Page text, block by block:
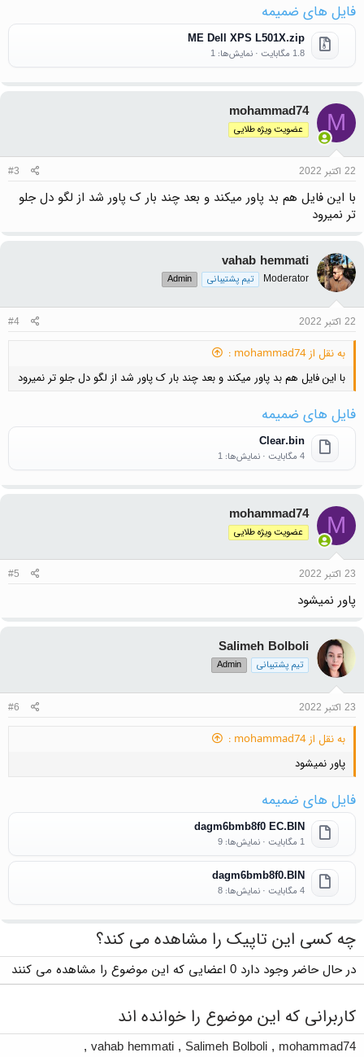
فایل های ضمیمه
ME Dell XPS L501X.zip
1.8 مگابایت · نمایش‌ها: 1
M
mohammad74
عضویت ویژه طلایی
22 اکتبر 2022 #3
با این فایل هم بد پاور میکند و بعد چند بار ک پاور شد از لگو دل جلو
تر نمیرود
vahab hemmati
Moderator تیم پشتیبانی Admin
22 اکتبر 2022 #4
به نقل از mohammad74 :
با این فایل هم بد پاور میکند و بعد چند بار ک پاور شد از لگو دل جلو تر نمیرود
فایل های ضمیمه
Clear.bin
4 مگابایت · نمایش‌ها: 1
M
mohammad74
عضویت ویژه طلایی
23 اکتبر 2022 #5
پاور نمیشود
Salimeh Bolboli
تیم پشتیبانی Admin
23 اکتبر 2022 #6
به نقل از mohammad74 :
پاور نمیشود
فایل های ضمیمه
dagm6bmb8f0 EC.BIN
1 مگابایت · نمایش‌ها: 9
dagm6bmb8f0.BIN
4 مگابایت · نمایش‌ها: 8
چه کسی این تاپیک را مشاهده می کند؟
در حال حاضر وجود دارد 0 اعضایی که این موضوع را مشاهده می کنند
کاربرانی که این موضوع را خوانده اند
mohammad74
,
Salimeh Bolboli
,
vahab hemmati
,